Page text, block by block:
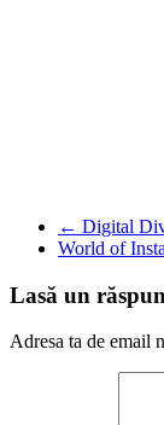
Partajează
← Digital
World of
Lasă un
Adresa ta de email